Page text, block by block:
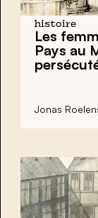
histoire
Les
Pays au
Jonas